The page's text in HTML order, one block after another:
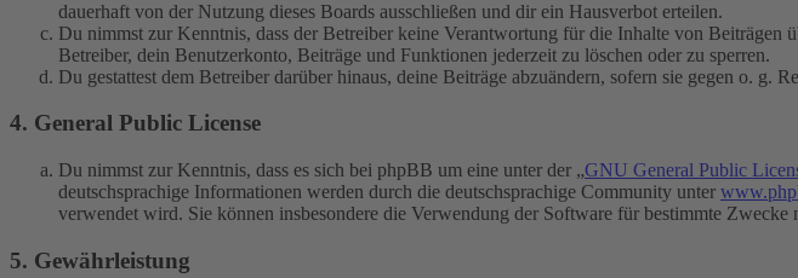
dauerhaft von der Nutzung dieses Boards ausschließen und dir ein Hausverbot erteilen.
Du nimmst zur Kenntnis, dass der Betreiber keine Verantwortung für die Inhalte von Beiträgen
Betreiber, dein Benutzerkonto, Beiträge und Funktionen jederzeit zu löschen oder zu sperren.
Du gestattest dem Betreiber darüber hinaus, deine Beiträge abzuändern, sofern sie gegen o. g.
4. General Public License
Du nimmst zur Kenntnis, dass es sich bei phpBB um eine unter der „GNU General Public
deutschsprachige Informationen werden durch die deutschsprachige Community unter
verwendet wird. Sie können insbesondere die Verwendung der Software für bestimmte
5. Gewährleistung